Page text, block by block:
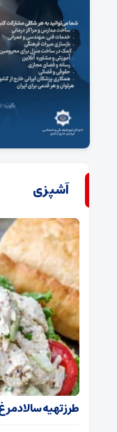
آشپزی
طرز تهیه سالاد